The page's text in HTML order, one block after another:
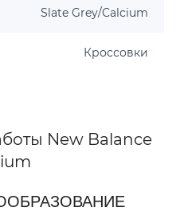
Slate Grey/Calcium
Кроссовки
New Balance